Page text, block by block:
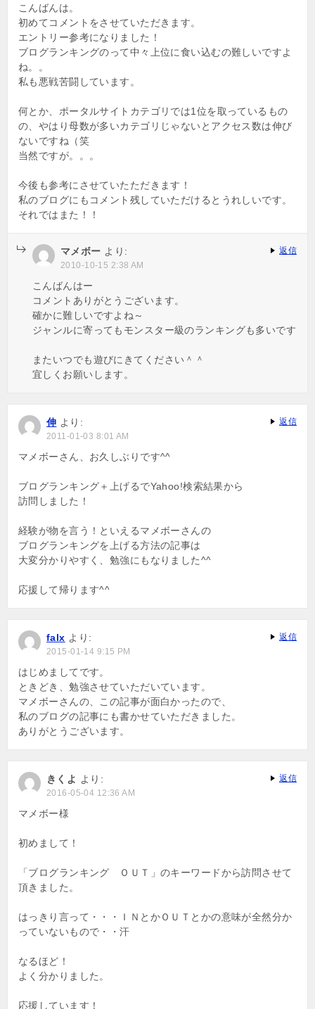
こんばんは。
初めてコメントをさせていただきます。
エントリー参考になりました！
ブログランキングのって中々上位に食い込むの難しいですよ
ね。。
私も悪戦苦闘しています。
何とか、ポータルサイトカテゴリでは1位を取っているもの
の、やはり母数が多いカテゴリじゃないとアクセス数は伸び
ないですね（笑
当然ですが。。。
今後も参考にさせていたただきます！
私のブログにもコメント残していただけるとうれしいです。
それではまた！！
マメボー より:
2010-10-15 2:38 AM
こんばんはー
コメントありがとうございます。
確かに難しいですよね～
ジャンルに寄ってもモンスター級のランキングも多いです
またいつでも遊びにきてください＾＾
宜しくお願いします。
返信
伸 より:
2011-01-03 8:01 AM
マメボーさん、お久しぶりです^^
ブログランキング＋上げるでYahoo!検索結果から
訪問しました！
経験が物を言う！といえるマメボーさんの
ブログランキングを上げる方法の記事は
大変分かりやすく、勉強にもなりました^^
応援して帰ります^^
返信
falx より:
2015-01-14 9:15 PM
はじめましてです。
ときどき、勉強させていただいています。
マメボーさんの、この記事が面白かったので、
私のブログの記事にも書かせていただきました。
ありがとうございます。
返信
きくよ より:
2016-05-04 12:36 AM
マメボー様
初めまして！
「ブログランキング ＯＵＴ」のキーワードから訪問させて
頂きました。
はっきり言って・・・ＩＮとかＯＵＴとかの意味が全然分か
っていないもので・・汗
なるほど！
よく分かりました。
応援しています！
返信